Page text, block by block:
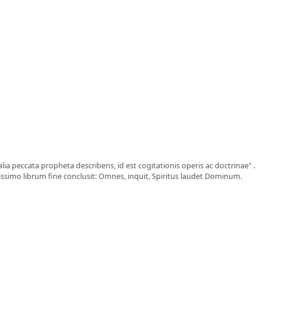
peccata propheta describens, id est cogitationis operis ac doctrinae" .
librum fine conclusit: Omnes, inquit, Spiritus laudet Dominum.